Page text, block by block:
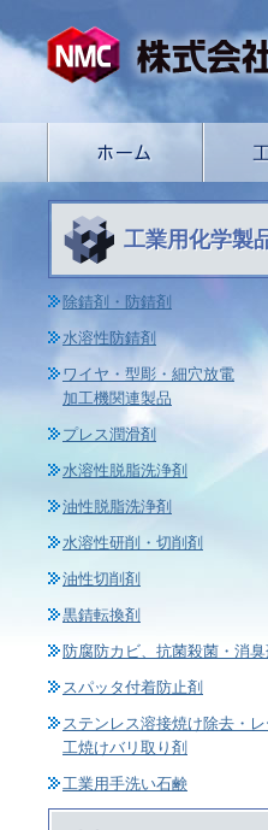
工業用化学製
除錆剤・防錆剤
水溶性防錆剤
ワイヤ・型彫・細穴放電
加工機関連製品
プレス潤滑剤
水溶性脱脂洗浄剤
油性脱脂洗浄剤
水溶性研削・切削剤
油性切削剤
黒錆転換剤
防腐防カビ、抗菌殺菌・消臭
スパッタ付着防止剤
ステンレス溶接焼け除去・
工焼けバリ取り剤
工業用手洗い石鹸